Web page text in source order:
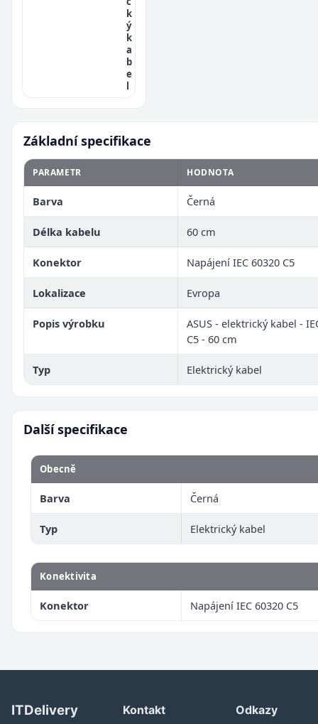
k
ý
k
a
b
e
l
Základní specifikace
PARAMETR HODNOTA
Barva Černá
Délka kabelu 60 cm
Konektor Napájení IEC 60320 C5
Lokalizace Evropa
Popis výrobku
ASUS - elektrický kabel -
C5 - 60 cm
Typ Elektrický kabel
Další specifikace
Obecně
Barva Černá
Typ Elektrický kabel
Konektivita
Konektor Napájení IEC 60320 C5
ITDelivery
Kontakt
Odkazy